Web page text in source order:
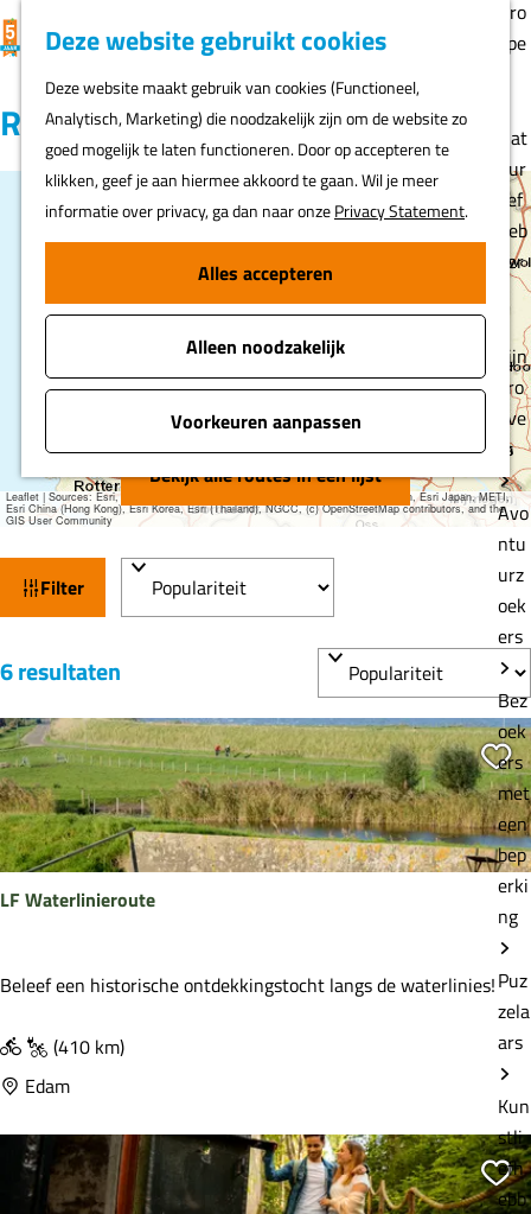
Deze website gebruikt cookies
Deze website maakt gebruik van cookies (Functioneel,
Analytisch, Marketing) die noodzakelijk zijn om de website zo
goed mogelijk te laten functioneren. Door op accepteren te
klikken, geef je aan hiermee akkoord te gaan. Wil je meer
informatie over privacy, ga dan naar onzePrivacy Statement.
Alles accepteren
Alleen noodzakelijk
Voorkeuren aanpassen
a
n
a
g
F
v
o
r
i
e
t
e
n
K
a
r
t
Z
e
k
e
n
MENU
Gro
epe
Nat
uur
lief
heb
ber
Fijn
pro
eve
rs
Avo
ntu
urz
oek
ers
Bez
oek
ers
met
een
bep
erki
ng
Puz
zela
ars
Kun
stli
efh
ebb
Routes
2
+
Leaflet|Sources: Esri, HERE, Garmin, USGS, Intermap, INCREMENT P, NRCan, Esri Japan, METI,
Esri China (Hong Kong), Esri Korea, Esri (Thailand), NGCC, (c) OpenStreetMap contributors, and the
GIS User Community
Bekijk alle routes in een lijst
W
a
z
e
k
j
e
Filter
t
e
r
o
p
:
6 resultaten
S
r
t
e
e
r
o
p
LF Waterlinieroute
L
W
a
e
Beleef een historische ontdekkingstocht langs de waterlinies!
(410 km)
Edam